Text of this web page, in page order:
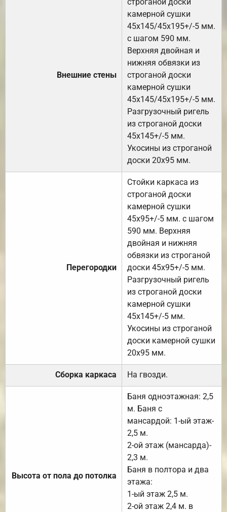
Внешние стены
камерной сушки
45х145/45х195+/-5 мм.
с шагом 590 мм.
Верхняя двойная и
нижняя обвязки из
строганой доски
камерной сушки
45х145/45х195+/-5 мм.
Разгрузочный ригель
из строганой доски
45х145+/-5 мм.
Укосины из строганой
доски 20х95 мм.
Перегородки
Стойки каркаса из
строганой доски
камерной сушки
45х95+/-5 мм. с шагом
590 мм. Верхняя
двойная и нижняя
обвязки из строганой
доски 45х95+/-5 мм.
Разгрузочный ригель
из строганой доски
камерной сушки
45х145+/-5 мм.
Укосины из строганой
доски камерной сушки
20х95 мм.
Сборка каркаса На гвозди.
Высота от пола до потолка
Баня одноэтажная: 2,5
м. Баня с
мансардой: 1-ый этаж-
2,5 м.
2-ой этаж (мансарда)-
2,3 м.
Баня в полтора и два
этажа:
1-ый этаж 2,5 м.
2-ой этаж 2,4 м. в